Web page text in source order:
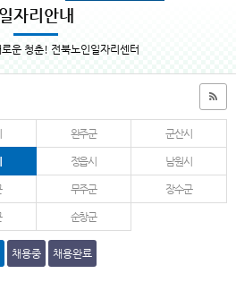
일자리안내
운 청춘! 전북노인일자리센터
완주군 군산시
정읍시 남원시
무주군 장수군
순창군
채용중 채용완료